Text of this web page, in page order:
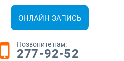
ОНЛАЙН ЗАПИСЬ
Позвоните нам:
277-92-52